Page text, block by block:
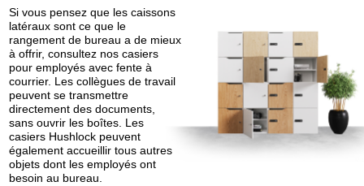
Si vous pensez que les caissons
latéraux sont ce que le
rangement de bureau a de mieux
à offrir, consultez nos casiers
pour employés avec fente à
courrier. Les collègues de travail
peuvent se transmettre
directement des documents,
sans ouvrir les boîtes. Les
casiers Hushlock peuvent
également accueillir tous autres
objets dont les employés ont
besoin au bureau.